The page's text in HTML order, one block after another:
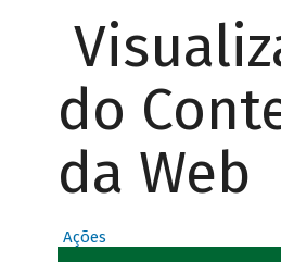
do
da Web
Ações